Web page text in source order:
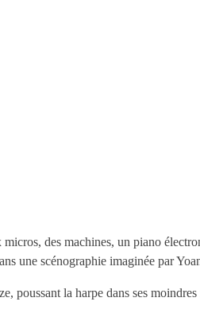
des machines, un piano
une scénographie imaginée par
poussant la harpe dans ses